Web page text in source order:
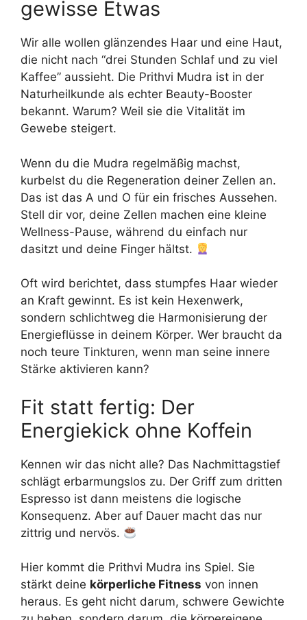
gewisse Etwas
Wir alle wollen glänzendes Haar und eine Haut,
die nicht nach “drei Stunden Schlaf und zu viel
Kaffee” aussieht. Die Prithvi Mudra ist in der
Naturheilkunde als echter Beauty-Booster
bekannt. Warum? Weil sie die Vitalität im
Gewebe steigert.
Wenn du die Mudra regelmäßig machst,
kurbelst du die Regeneration deiner Zellen an.
Das ist das A und O für ein frisches Aussehen.
Stell dir vor, deine Zellen machen eine kleine
Wellness-Pause, während du einfach nur
dasitzt und deine Finger hältst.
Oft wird berichtet, dass stumpfes Haar wieder
an Kraft gewinnt. Es ist kein Hexenwerk,
sondern schlichtweg die Harmonisierung der
Energieflüsse in deinem Körper. Wer braucht da
noch teure Tinkturen, wenn man seine innere
Stärke aktivieren kann?
Fit statt fertig: Der
Energiekick ohne Koffein
Kennen wir das nicht alle? Das Nachmittagstief
schlägt erbarmungslos zu. Der Griff zum dritten
Espresso ist dann meistens die logische
Konsequenz. Aber auf Dauer macht das nur
zittrig und nervös.
Hier kommt die Prithvi Mudra ins Spiel. Sie
stärkt deine körperliche Fitness von innen
heraus. Es geht nicht darum, schwere Gewichte